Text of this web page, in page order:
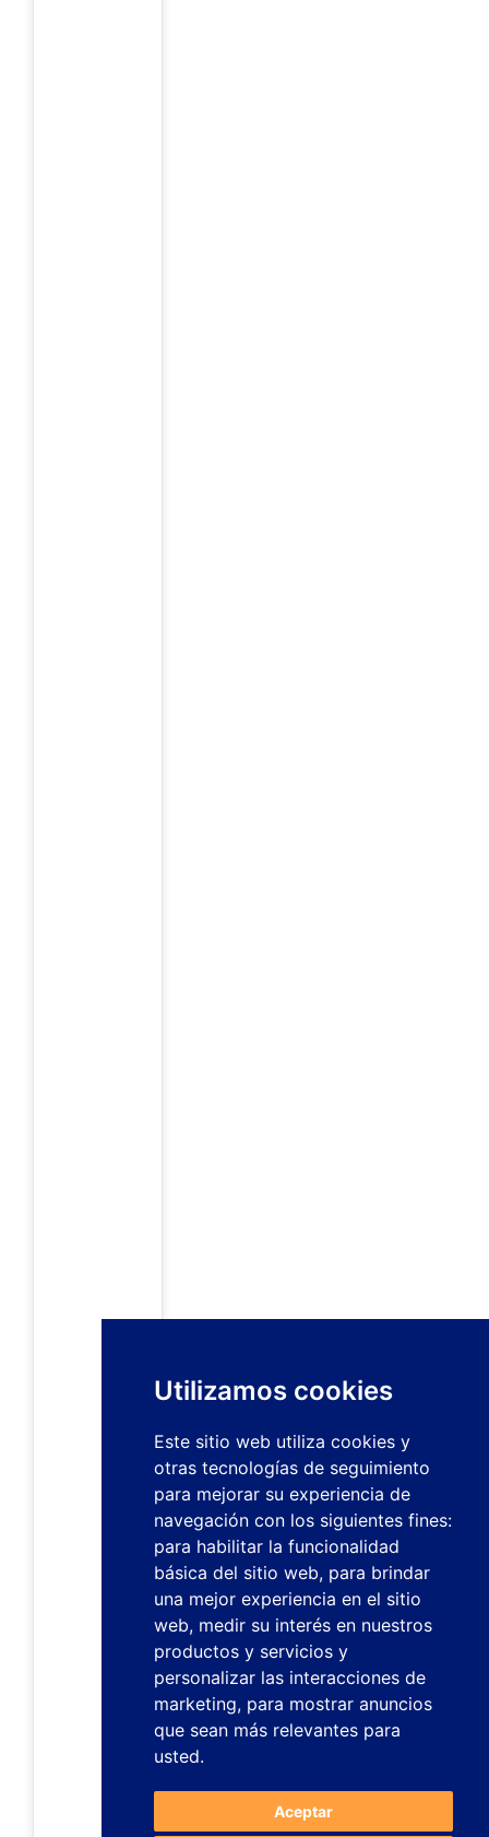
Utilizamos cookies
Este sitio web utiliza cookies y
otras tecnologías de seguimiento
para mejorar su experiencia de
navegación con los siguientes fines:
para habilitar la funcionalidad
básica del sitio web, para brindar
una mejor experiencia en el sitio
web, medir su interés en nuestros
productos y servicios y
personalizar las interacciones de
marketing, para mostrar anuncios
que sean más relevantes para
usted.
Aceptar